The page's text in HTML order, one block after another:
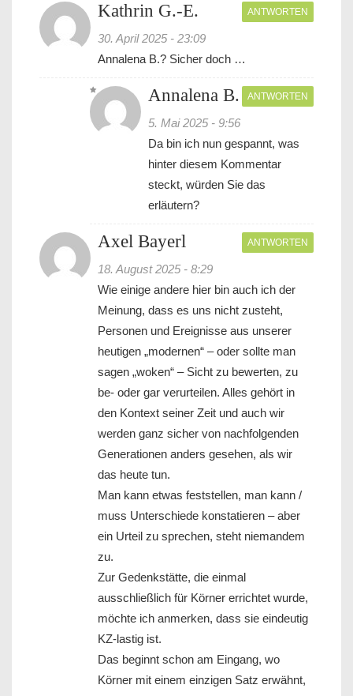
Kathrin G.-E.
30. April 2025 - 23:09
ANTWORTEN
Annalena B.? Sicher doch …
Annalena B.
5. Mai 2025 - 9:56
ANTWORTEN
Da bin ich nun gespannt, was
hinter diesem Kommentar
steckt, würden Sie das
erläutern?
Axel Bayerl
18. August 2025 - 8:29
ANTWORTEN
Wie einige andere hier bin auch ich der
Meinung, dass es uns nicht zusteht,
Personen und Ereignisse aus unserer
heutigen „modernen“ – oder sollte man
sagen „woken“ – Sicht zu bewerten, zu
be- oder gar verurteilen. Alles gehört in
den Kontext seiner Zeit und auch wir
werden ganz sicher von nachfolgenden
Generationen anders gesehen, als wir
das heute tun.
Man kann etwas feststellen, man kann /
muss Unterschiede konstatieren – aber
ein Urteil zu sprechen, steht niemandem
zu.
Zur Gedenkstätte, die einmal
ausschließlich für Körner errichtet wurde,
möchte ich anmerken, dass sie eindeutig
KZ-lastig ist.
Das beginnt schon am Eingang, wo
Körner mit einem einzigen Satz erwähnt,